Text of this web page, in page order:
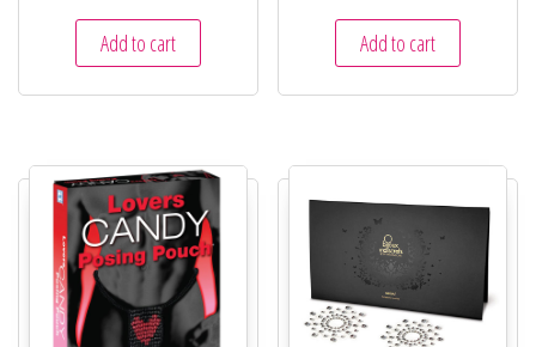
Add to cart Add to cart